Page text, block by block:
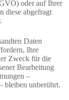
oder auf Ihrer
diese abgefragt
Daten
Ihre
Zweck für die
Bearbeitung
–
bleiben unberührt.